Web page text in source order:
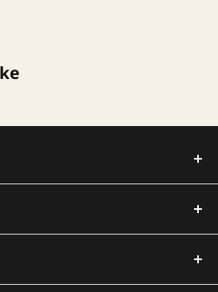
，代理全球頂尖咖啡設備品牌，
務。